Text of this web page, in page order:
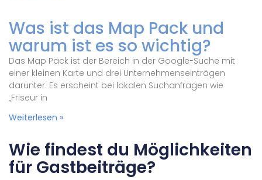
Was ist das Map Pack und
warum ist es so wichtig?
Das Map Pack ist der Bereich in der Google-Suche mit
einer kleinen Karte und drei Unternehmenseinträgen
darunter. Es erscheint bei lokalen Suchanfragen wie
„Friseur in
Weiterlesen »
Wie findest du Möglichkeiten
für Gastbeiträge?